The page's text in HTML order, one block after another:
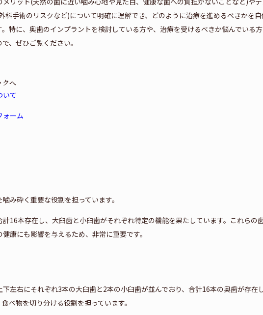
科手術のリスクなど)について明確に理解でき、どのように治療を進めるべきかを
特に、奥歯のインプラントを検討している方や、治療を受けるべきか悩んでいる
、ぜひご覧ください。
クへ
いて
ォーム
み砕く重要な役割を担っています。
16本存在し、大臼歯と小臼歯がそれぞれ特定の機能を果たしています。これらの
康にも影響を与えるため、非常に重要です。
左右にそれぞれ3本の大臼歯と2本の小臼歯が並んでおり、合計16本の奥歯が存在
べ物を切り分ける役割を担っています。